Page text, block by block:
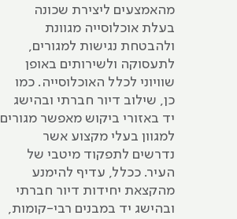
מהאמצעים ליצירת שכונה
בעלת אוכלוסייה מגוונת
ולהבטחת נגישות למגורים,
לתעסוקה ולשירותים באופן
שוויוני לכלל האוכלוסייה. כמו
כן, שילוב דיור חברתי ובהישג
יד באזורי ביקוש מאפשר מגורים
למגוון בעלי מקצוע אשר
נדרשים לתפקוד מיטבי של
העיר. ככלל, עדיף להימנע
מהקצאת יחידות דיור חברתי
ובהישג יד במבנים רבי-קומות,